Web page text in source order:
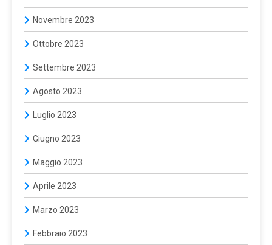
Novembre 2023
Ottobre 2023
Settembre 2023
Agosto 2023
Luglio 2023
Giugno 2023
Maggio 2023
Aprile 2023
Marzo 2023
Febbraio 2023